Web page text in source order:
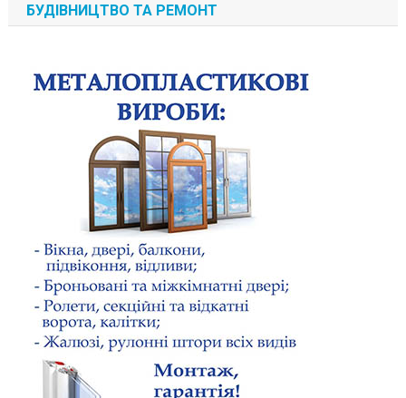
БУДІВНИЦТВО ТА РЕМОНТ